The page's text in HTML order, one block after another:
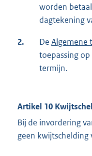
worden
dagtekening
2. De Algemene
toepassing
termijn.
Artikel 10
Bij de invordering
geen kwijtschelding